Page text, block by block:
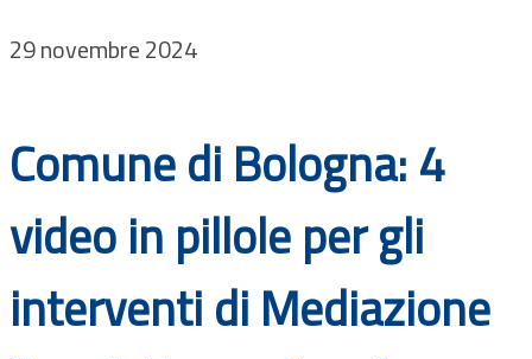
Progetti
Bandi
Guide
29 novembre 2024
Comune di Bologna: 4
video in pillole per gli
interventi di Mediazione